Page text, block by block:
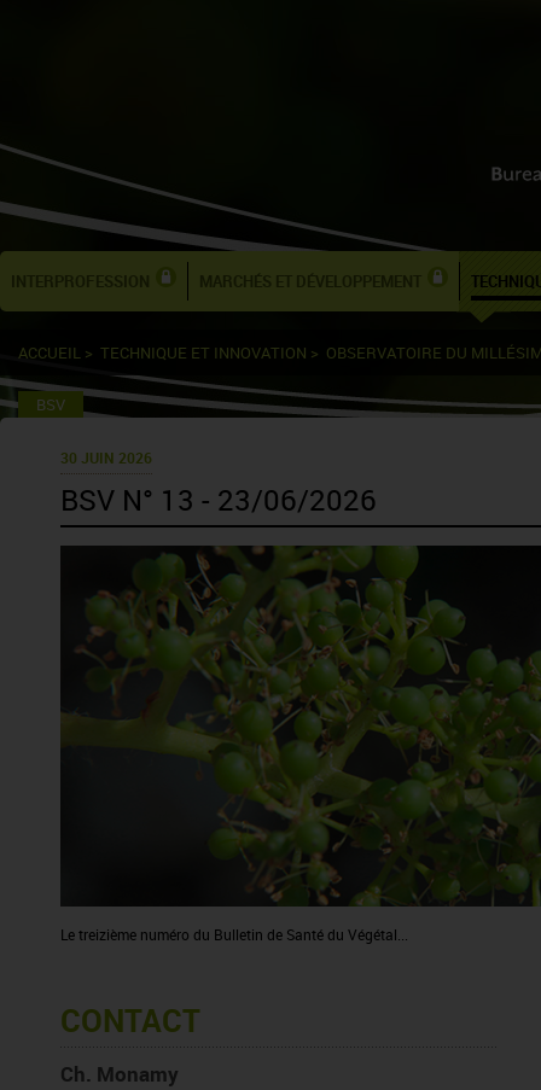
INTERPROFESSION MARCHÉS ET DÉVELOPPEMENT
ACCUEIL > TECHNIQUE ET INNOVATION > OBSERVATOIRE DU
BSV
30 JUIN 2026
BSV N° 13 - 23/06/2026
Le treizième numéro du Bulletin de Santé du Végétal...
CONTACT
Ch. Monamy